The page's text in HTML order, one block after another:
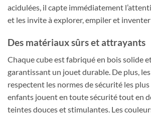
acidulées, il capte immédiatement
et les invite à explorer, empiler et inventer
Des matériaux sûrs et attrayants
Chaque cube est fabriqué en bois solide
garantissant un jouet durable. De plus,
respectent les normes de sécurité les
enfants jouent en toute sécurité tout en
teintes douces et stimulantes. Les